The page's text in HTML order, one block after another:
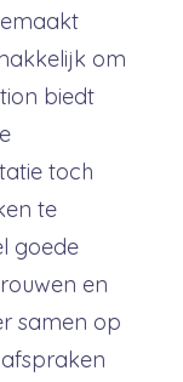
om
biedt
toch
te
goede
en
samen op